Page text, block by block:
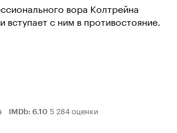
вора Колтрейна
с ним в противостояние.
IMDb: 6.10 5 284 оценки